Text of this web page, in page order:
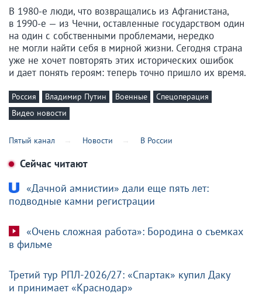
В 1980-е люди, что возвращались из Афганистана,
в 1990-е — из Чечни, оставленные государством один
на один с собственными проблемами, нередко
не могли найти себя в мирной жизни. Сегодня страна
уже не хочет повторять этих исторических ошибок
и дает понять героям: теперь точно пришло их время.
Россия Владимир Путин Военные
Спецоперация
Видео новости
Пятый канал Новости В России
Сейчас читают
«Дачной амнистии» дали еще пять лет:
подводные камни регистрации
«Очень сложная работа»: Бородина о съемках
в фильме
Третий тур РПЛ-2026/27: «Спартак» купил Даку
и принимает «Краснодар»